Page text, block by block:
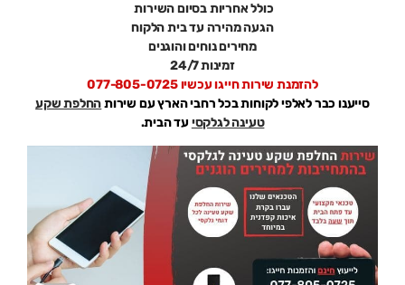
כולל אחריות בסיום השירות
הגעה מהירה עד בית הלקוח
מחירים נוחים והוגנים
זמינות 24/7
להזמנת שירות חייגו עכשיו 077-805-0725
סייענו כבר לאלפי לקוחות בכל רחבי הארץ עם שירותהחלפת שקע
טעינה לגלקסי עד הבית.